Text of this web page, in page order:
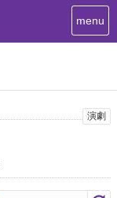
T
o
g
a
menu
演劇